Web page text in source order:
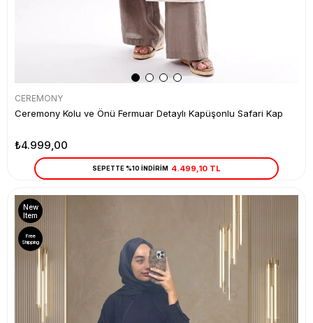
CEREMONY
Ceremony Kolu ve Önü Fermuar Detaylı Kapüşonlu Safari Kap
₺4.999,00
SEPETTE %10 İNDİRİM 4.499,10 TL
New
Item
Free
Shipping